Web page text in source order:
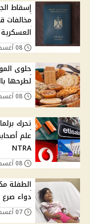
مخالفات
العسكرية
لطرحها
تحرك
NTRA
الطفلة
دواء صرع